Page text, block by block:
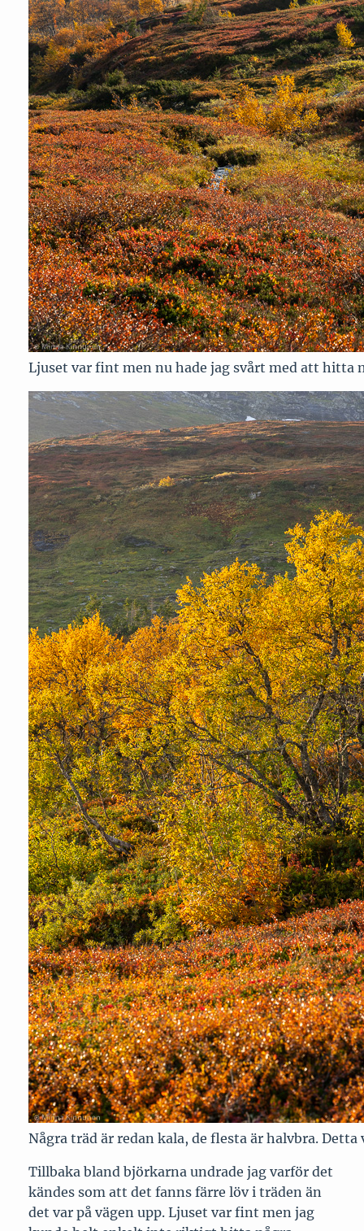
Ljuset var fint men nu hade jag svårt med att hitta
Några träd är redan kala, de flesta är halvbra.
Tillbaka bland björkarna undrade jag varför det
kändes som att det fanns färre löv i träden än
det var på vägen upp. Ljuset var fint men jag